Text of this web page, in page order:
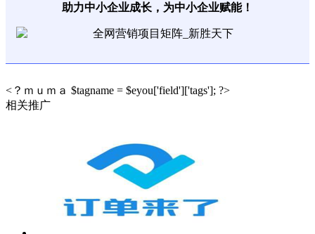
助力中小企业成长，为中小企业赋能！
<？ｍｕｍａ $tagname = $eyou['field']['tags']; ?>
相关推广